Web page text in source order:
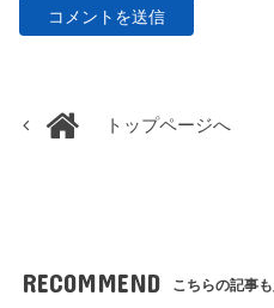
トップページへ
RECOMMEND こちらの記事も